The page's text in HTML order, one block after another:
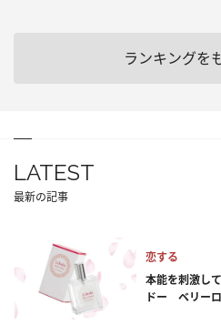
ランキングを
LATEST
最新の記事
恋する
本能を刺激し
ドー ベリー